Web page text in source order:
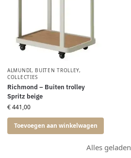
ALMUNDI, BUITEN TROLLEY,
COLLECTIES
Richmond – Buiten trolley
Spritz beige
€441,00
Toevoegen aan winkelwagen
Alles geladen